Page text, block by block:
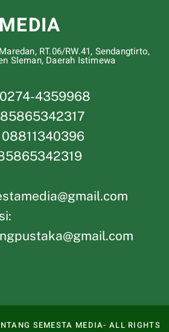
RT.06/RW.41, Sendangtirto,
Sleman, Daerah Istimewa
4359968
SEMESTA MEDIA- ALL RIGHTS